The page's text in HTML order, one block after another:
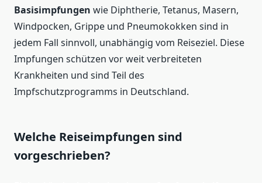
Basisimpfungen wie Diphtherie, Tetanus, Masern,
Windpocken, Grippe und Pneumokokken sind in
jedem Fall sinnvoll, unabhängig vom Reiseziel. Diese
Impfungen schützen vor weit verbreiteten
Krankheiten und sind Teil des
Impfschutzprogramms in Deutschland.
Welche Reiseimpfungen sind
vorgeschrieben?